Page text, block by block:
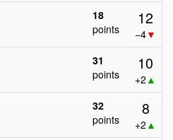
18
points
12
−4▼
31
points
10
+2 ▲
32
points
8
+2 ▲